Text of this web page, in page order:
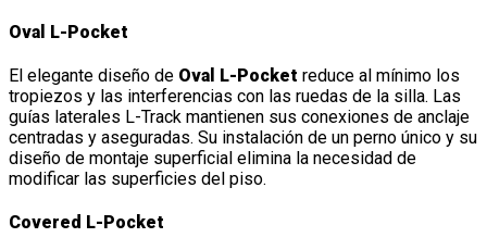
Oval L-Pocket
El elegante diseño de Oval L-Pocket reduce al mínimo los
tropiezos y las interferencias con las ruedas de la silla. Las
guías laterales L-Track mantienen sus conexiones de anclaje
centradas y aseguradas. Su instalación de un perno único y su
diseño de montaje superficial elimina la necesidad de
modificar las superficies del piso.
Covered L-Pocket